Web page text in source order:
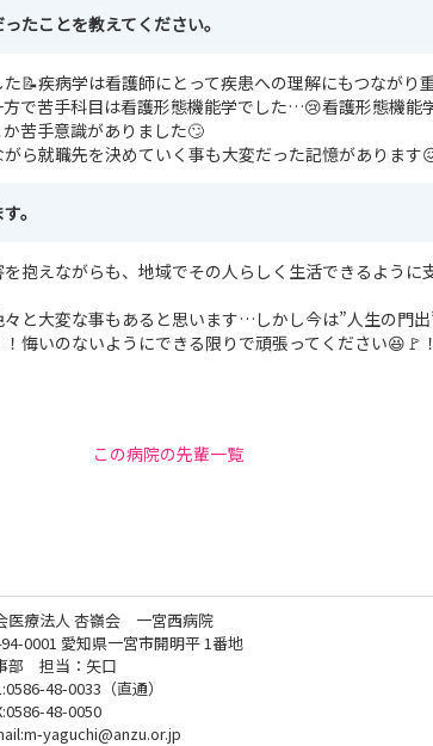
たことを教えてください。
📝疾病学は看護師にとって疾患への理解にもつながり
で苦手科目は看護形態機能学でした…😢看護形態機能
苦手意識がありました🙄
ら就職先を決めていく事も大変だった記憶があります
。
抱えながらも、地域でその人らしく生活できるように
と大変な事もあると思います…しかし今は”人生の門
悔いのないようにできる限りで頑張ってください😆🚩
この病院の先輩一覧
医療法人 杏嶺会 一宮西病院
0001 愛知県一宮市開明平 1番地
部 担当：矢口
48-0033（直通）
48-0050
yaguchi@anzu.or.jp